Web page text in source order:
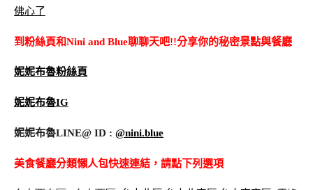
佛心了
到粉絲頁和Nini and Blue聊聊天吧!!分享你的秘密景點與餐廳
妮妮布魯粉絲頁
妮妮布魯IG
妮妮布魯LINE@ ID : @nini.blue
美食餐廳分類懶人包快速連結，請點下列選項